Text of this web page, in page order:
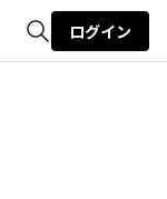
ログイン